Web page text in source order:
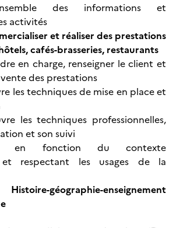
des informations et
activités
et réaliser des prestations
cafés-brasseries, restaurants
en charge, renseigner le client et
des prestations
les techniques de mise en place et
les techniques professionnelles,
et son suivi
en fonction du contexte
et respectant les usages de la
géographie-enseignement